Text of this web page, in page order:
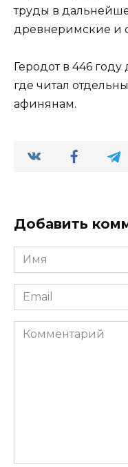
труды в
древнеримские и
Геродот в 446
где читал
афинянам.
Добавить
Имя
*
Email
*
Комментарий